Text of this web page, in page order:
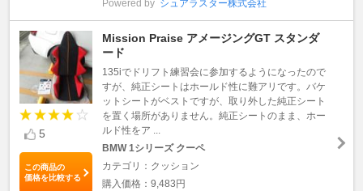
Powered by シュアラスター株式会社
5
この商品の
価格を比較する
Mission Praise アメージングGT スタンダ
ード
135iでドリフト練習会に参加するようになったので
すが、純正シートはホールド性に難アリです。バケ
ットシートがベストですが、取り外した純正シート
を置く場所がありません。純正シートのまま、ホー
ルド性をア ...
BMW 1シリーズ クーペ
カテゴリ：クッション
購入価格：9,483円